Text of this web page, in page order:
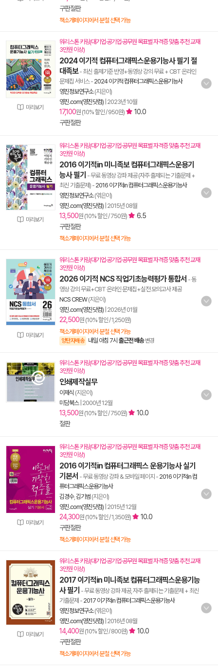
구판절판
책소개페이지에서 분철 선택 가능
미리보기
워리스톤 키링(대기업·공기업·공무원 목표별 자격증 맞춤 추천 교재
3만원 이상)
2024 이기적 컴퓨터그래픽스운용기능사 필기 절
대족보- 최신 출제기준 반영+동영상 강의 무료 + CBT 온라인
문제집 서비스- 2024 이기적 컴퓨터그래픽스운용기능사
영진정보연구소(지은이)
영진.com(영진닷컴) 2023년 10월
17,100원 (10% 할인 / 950원)
10.0
구판절판
미리보기
워리스톤 키링(대기업·공기업·공무원 목표별 자격증 맞춤 추천 교재
3만원 이상)
2016 이기적in 미니족보 컴퓨터그래픽스운용기
능사 필기 - 무료 동영상 강좌 제공 (자주 출제되는 기출문제 +
최신 기출문제) - 2016 이기적in 컴퓨터그래픽스운용기능사
영진정보연구소(엮은이)
영진.com(영진닷컴) 2015년 08월
13,500원 (10% 할인 / 750원)
6.5
구판절판
책소개페이지에서 분철 선택 가능
미리보기
워리스톤 키링(대기업·공기업·공무원 목표별 자격증 맞춤 추천 교재
3만원 이상)
2026 이기적 NCS 직업기초능력평가 통합서 - 동
영상 강의 무료+CBT 온라인 문제집+실전 모의고사 제공
NCS CREW(지은이)
영진.com(영진닷컴) 2026년 01월
22,500원 (10% 할인 / 1,250원)
책소개페이지에서 분철 선택 가능
양탄자배송 내일 아침 7시 출근전 배송 변경
워리스톤 키링(대기업·공기업·공무원 목표별 자격증 맞춤 추천 교재
3만원 이상)
인쇄제작실무
이제식 (지은이)
미담북스| 2000년 12월
13,500원 (10% 할인 / 750원)
10.0
절판
미리보기
워리스톤 키링(대기업·공기업·공무원 목표별 자격증 맞춤 추천 교재
3만원 이상)
2016 이기적in 컴퓨터그래픽스 운용기능사 실기
기본서 - 무료 동영상 강좌 & 모바일 페이지 - 2016 이기적in 컴
퓨터그래픽스운용기능사
김경수, 김기범 (지은이)
영진.com(영진닷컴) 2015년 12월
24,300원 (10% 할인 / 1,350원)
10.0
구판절판
책소개페이지에서 분철 선택 가능
미리보기
워리스톤 키링(대기업·공기업·공무원 목표별 자격증 맞춤 추천 교재
3만원 이상)
2017 이기적in 미니족보 컴퓨터그래픽스운용기능
사 필기 - 무료 동영상 강좌 제공, 자주 출제되는 기출문제 + 최신
기출문제 - 2017 이기적in 컴퓨터그래픽스운용기능사
영진정보연구소(엮은이)
영진.com(영진닷컴) 2016년 08월
14,400원 (10% 할인 / 800원)
10.0
구판절판
책소개페이지에서 분철 선택 가능